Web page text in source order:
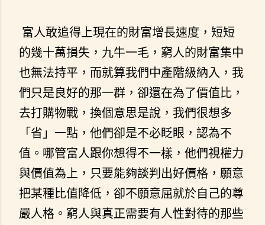
富人敢追得上現在的財富增長速度，短短
的幾十萬損失，九牛一毛，窮人的財富集中
也無法持平，而就算我們中產階級納入，我
們只是良好的那一群，卻還在為了價值比，
去打購物戰，換個意思是說，我們很想多
「省」一點，他們卻是不必眨眼，認為不
值。哪管富人跟你想得不一樣，他們視權力
與價值為上，只要能夠談判出好價格，願意
把某種比值降低，卻不願意屈就於自己的尊
嚴人格。窮人與真正需要有人性對待的那些